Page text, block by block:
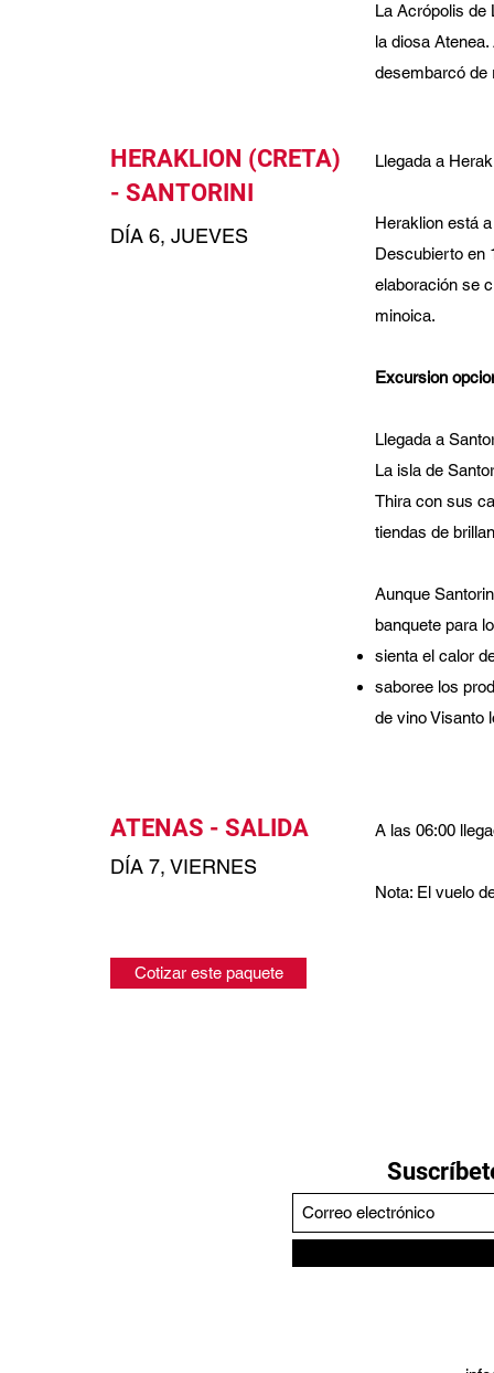
La Acrópolis de
la diosa
desembarcó de
HERAKLION (CRETA)
- SANTORINI
DÍA 6, JUEVES
Llegada a
Heraklion está
Descubierto en
elaboración se
minoica.
Excursion
Llegada a
La isla de
Thira con sus
tiendas de
Aunque
banquete para
sienta el calor
saboree los
de vino Visanto
ATENAS - SALIDA
DÍA 7, VIERNES
A las 06:00
Nota: El vuelo
Cotizar este paquete